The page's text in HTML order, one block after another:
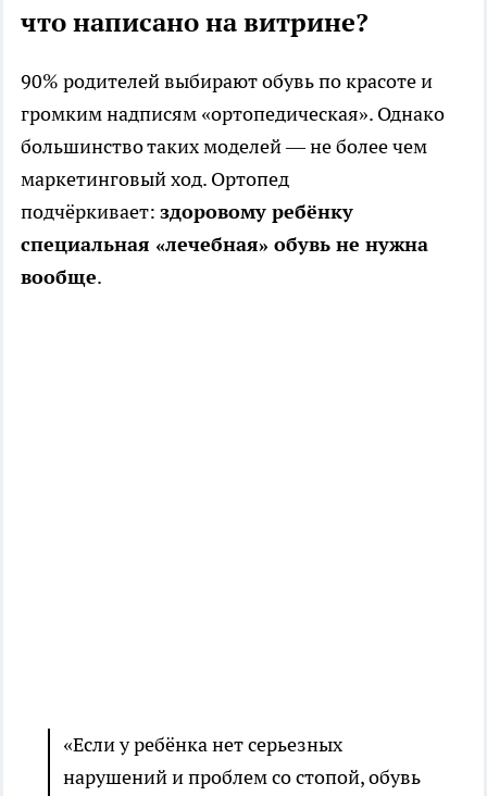
что написано на витрине?
90% родителей выбирают обувь по красоте и
громким надписям «ортопедическая». Однако
большинство таких моделей — не более чем
маркетинговый ход. Ортопед
подчёркивает: здоровому ребёнку
специальная «лечебная» обувь не нужна
вообще.
«Если у ребёнка нет серьезных
нарушений и проблем со стопой, обувь